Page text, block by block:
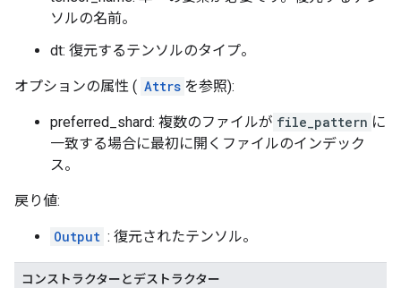
ソルの名前。
dt: 復元するテンソルのタイプ。
オプションの属性 ( Attrs を参照):
preferred_shard: 複数のファイルが file_pattern に
一致する場合に最初に開くファイルのインデック
ス。
戻り値:
Output : 復元されたテンソル。
コンストラクターとデストラクター